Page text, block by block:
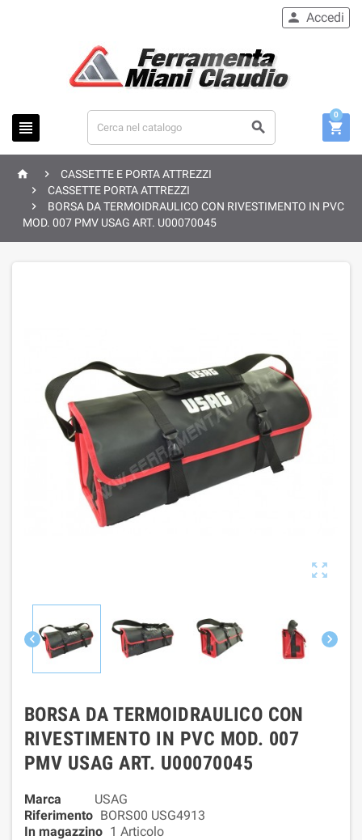
 
 Accedi

0
 
CASSETTE E PORTA ATTREZZI

CASSETTE PORTA ATTREZZI

BORSA DA TERMOIDRAULICO CON RIVESTIMENTO IN PVC
MOD. 007 PMV USAG ART. U00070045

 
BORSA DA TERMOIDRAULICO CON
RIVESTIMENTO IN PVC MOD. 007
PMV USAG ART. U00070045
Marca
USAG
Riferimento BORS00 USG4913
In magazzino 1 Articolo